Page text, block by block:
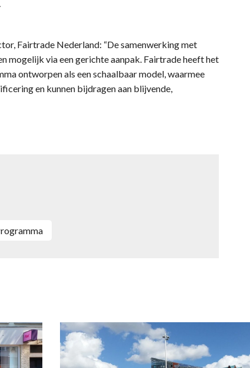
Fairtrade Nederland: “De samenwerking met
mogelijk via een gerichte aanpak. Fairtrade heeft het
ontworpen als een schaalbaar model, waarmee
en kunnen bijdragen aan blijvende,